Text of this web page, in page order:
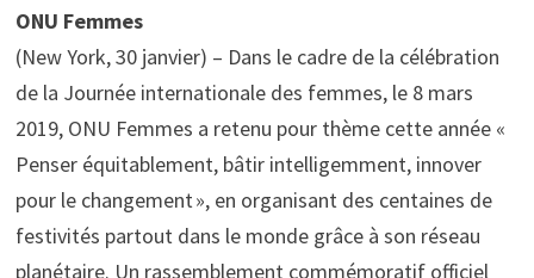
ONU Femmes
(New York, 30 janvier) – Dans le cadre de la célébration
de la Journée internationale des femmes, le 8 mars
2019, ONU Femmes a retenu pour thème cette année «
Penser équitablement, bâtir intelligemment, innover
pour le changement », en organisant des centaines de
festivités partout dans le monde grâce à son réseau
planétaire. Un rassemblement commémoratif officiel